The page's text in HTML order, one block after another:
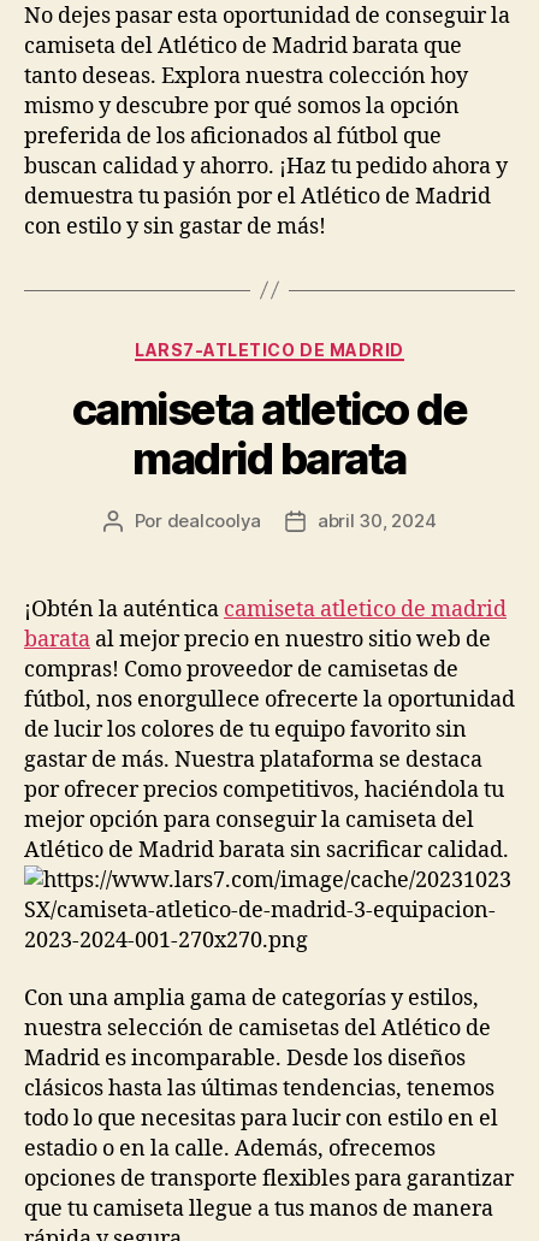
No dejes pasar esta oportunidad de conseguir la
camiseta del Atlético de Madrid barata que
tanto deseas. Explora nuestra colección hoy
mismo y descubre por qué somos la opción
preferida de los aficionados al fútbol que
buscan calidad y ahorro. ¡Haz tu pedido ahora y
demuestra tu pasión por el Atlético de Madrid
con estilo y sin gastar de más!
Categorías
LARS7-ATLETICO DE MADRID
camiseta atletico de
madrid barata
Autor
entrada
Por dealcoolya
Fecha
entrada
abril 30, 2024
¡Obtén la auténtica camiseta atletico de madrid
barata al mejor precio en nuestro sitio web de
compras! Como proveedor de camisetas de
fútbol, nos enorgullece ofrecerte la oportunidad
de lucir los colores de tu equipo favorito sin
gastar de más. Nuestra plataforma se destaca
por ofrecer precios competitivos, haciéndola tu
mejor opción para conseguir la camiseta del
Atlético de Madrid barata sin sacrificar calidad.
Con una amplia gama de categorías y estilos,
nuestra selección de camisetas del Atlético de
Madrid es incomparable. Desde los diseños
clásicos hasta las últimas tendencias, tenemos
todo lo que necesitas para lucir con estilo en el
estadio o en la calle. Además, ofrecemos
opciones de transporte flexibles para garantizar
que tu camiseta llegue a tus manos de manera